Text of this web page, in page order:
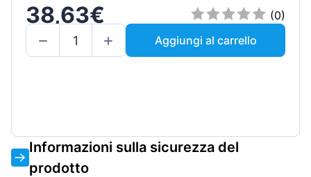
38,63€
(0)
Aggiungi al carrello
Informazioni sulla sicurezza del
prodotto